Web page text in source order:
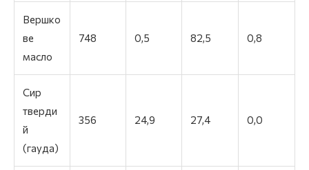
Вершко
ве
масло
748 0,5 82,5 0,8
Сир
тверди
й
(гауда)
356 24,9 27,4 0,0